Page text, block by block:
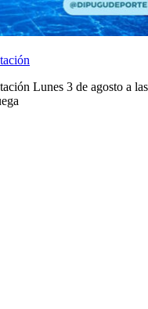
Lunes 3 de agosto a las